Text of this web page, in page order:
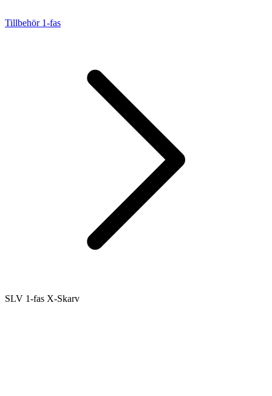
Tillbehör 1-fas
SLV 1-fas X-Skarv